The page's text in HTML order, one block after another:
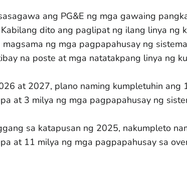
ang PG&E ng mga gawaing
Kabilang dito ang paglipat ng ilang linya ng
magsama ng mga pagpapahusay ng
na poste at mga natatakpang linya ng
at 2027, plano naming kumpletuhin ang
at 3 milya ng mga pagpapahusay ng
sa katapusan ng 2025, nakumpleto
at 11 milya ng mga pagpapahusay sa